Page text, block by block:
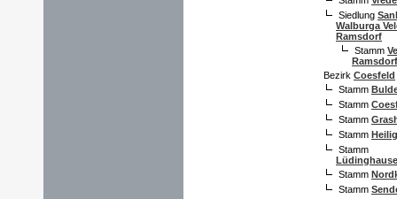
Siedlung
Walburga
Ramsdorf
Stamm
Ramsdorf
Bezirk Coesfeld
Stamm
Stamm
Stamm
Stamm
Stamm
Stamm
Stamm